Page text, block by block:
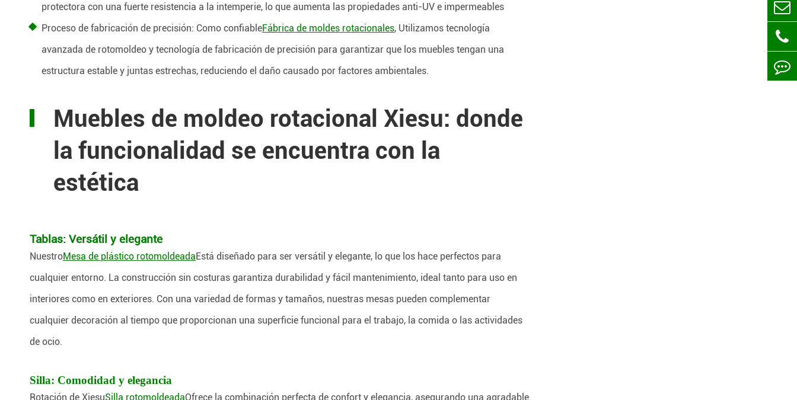
protectora con una fuerte resistencia a la intemperie, lo que aumenta las propiedades anti-UV e impermeables
Proceso de fabricación de precisión: Como confiableFábrica de moldes rotacionales, Utilizamos tecnología
avanzada de rotomoldeo y tecnología de fabricación de precisión para garantizar que los muebles tengan una
estructura estable y juntas estrechas, reduciendo el daño causado por factores ambientales.
Muebles de moldeo rotacional Xiesu: donde
la funcionalidad se encuentra con la
estética
Tablas: Versátil y elegante
NuestroMesa de plástico rotomoldeadaEstá diseñado para ser versátil y elegante, lo que los hace perfectos para
cualquier entorno. La construcción sin costuras garantiza durabilidad y fácil mantenimiento, ideal tanto para uso en
interiores como en exteriores. Con una variedad de formas y tamaños, nuestras mesas pueden complementar
cualquier decoración al tiempo que proporcionan una superficie funcional para el trabajo, la comida o las actividades
de ocio.
Silla: Comodidad y elegancia
Rotación de XiesuSilla rotomoldeadaOfrece la combinación perfecta de confort y elegancia, asegurando una agradable